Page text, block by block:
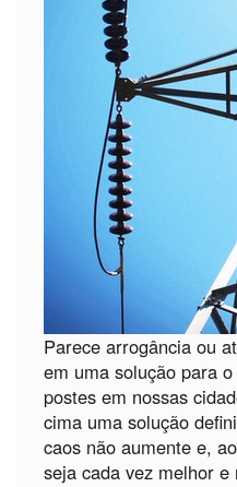
Parece arrogância ou
em uma solução para
postes em nossas
cima uma solução
caos não aumente e,
seja cada vez melhor e